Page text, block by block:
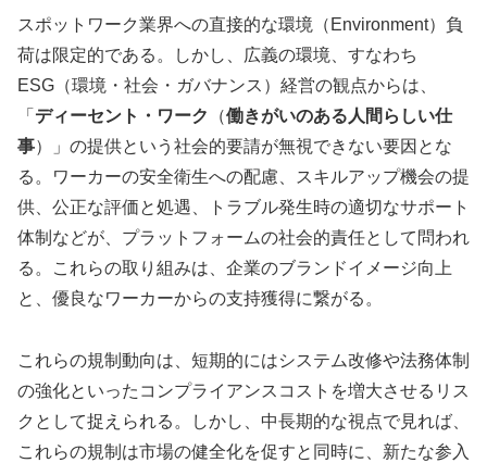
スポットワーク業界への直接的な環境（Environment）負
荷は限定的である。しかし、広義の環境、すなわち
ESG（環境・社会・ガバナンス）経営の観点からは、
「 ディーセント・ワーク （働きがいのある人間らしい仕
事）」の提供という社会的要請が無視できない要因とな
る。ワーカーの安全衛生への配慮、スキルアップ機会の提
供、公正な評価と処遇、トラブル発生時の適切なサポート
体制などが、プラットフォームの社会的責任として問われ
る。これらの取り組みは、企業のブランドイメージ向上
と、優良なワーカーからの支持獲得に繋がる。
これらの規制動向は、短期的にはシステム改修や法務体制
の強化といったコンプライアンスコストを増大させるリス
クとして捉えられる。しかし、中長期的な視点で見れば、
これらの規制は市場の健全化を促すと同時に、新たな参入